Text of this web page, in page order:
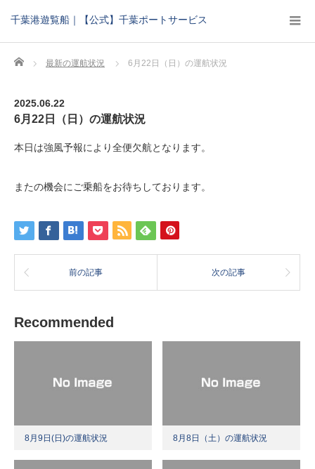
千葉港遊覧船｜【公式】千葉ポートサービス
Home 最新の運航状況 6月22日（日）の運航状況
2025.06.22
6月22日（日）の運航状況
本日は強風予報により全便欠航となります。
またの機会にご乗船をお待ちしております。
前の記事 次の記事
Recommended
8月9日(日)の運航状況 8月8日（土）の運航状況